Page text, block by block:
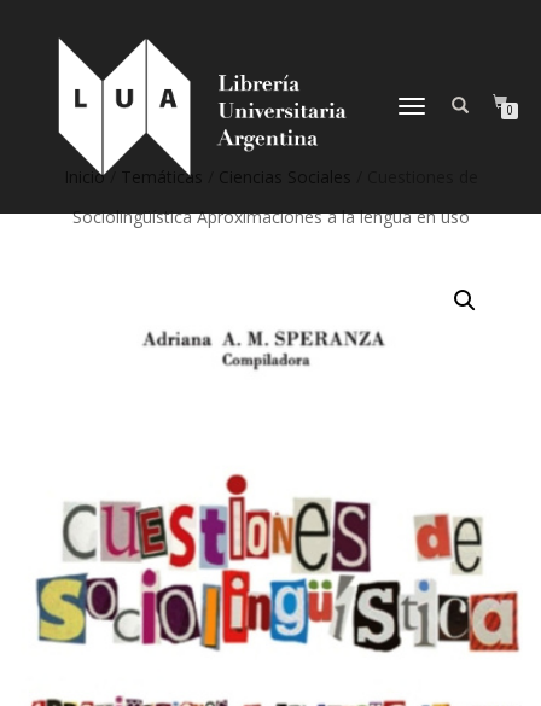
NAVEGACIÓN
0
Inicio/ Temáticas
Sociolingüística Aproximaciones a la lengua en uso